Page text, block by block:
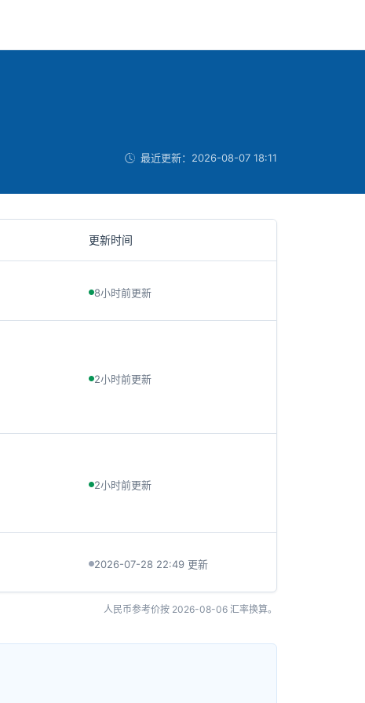
最近更新： 2026-08-07 18:11
更新时间
8小时前更新
2小时前更新
2小时前更新
2026-07-28 22:49 更新
人民币参考价按 2026-08-06 汇率换算。